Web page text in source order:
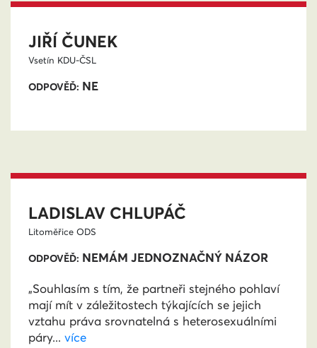
JIŘÍ ČUNEK
Vsetín KDU-ČSL
ODPOVĚĎ: NE
LADISLAV CHLUPÁČ
Litoměřice ODS
ODPOVĚĎ: NEMÁM JEDNOZNAČNÝ NÁZOR
„Souhlasím s tím, že partneři stejného pohlaví
mají mít v záležitostech týkajících se jejich
vztahu práva srovnatelná s heterosexuálními
páry... více